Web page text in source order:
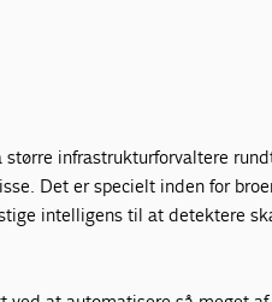
infrastrukturforvaltere
Det er specielt inden for
intelligens til at detektere